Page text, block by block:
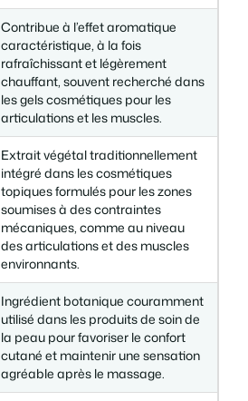
Contribue à l’effet aromatique
caractéristique, à la fois
rafraîchissant et légèrement
chauffant, souvent recherché dans
les gels cosmétiques pour les
articulations et les muscles.
Extrait végétal traditionnellement
intégré dans les cosmétiques
topiques formulés pour les zones
soumises à des contraintes
mécaniques, comme au niveau
des articulations et des muscles
environnants.
Ingrédient botanique couramment
utilisé dans les produits de soin de
la peau pour favoriser le confort
cutané et maintenir une sensation
agréable après le massage.